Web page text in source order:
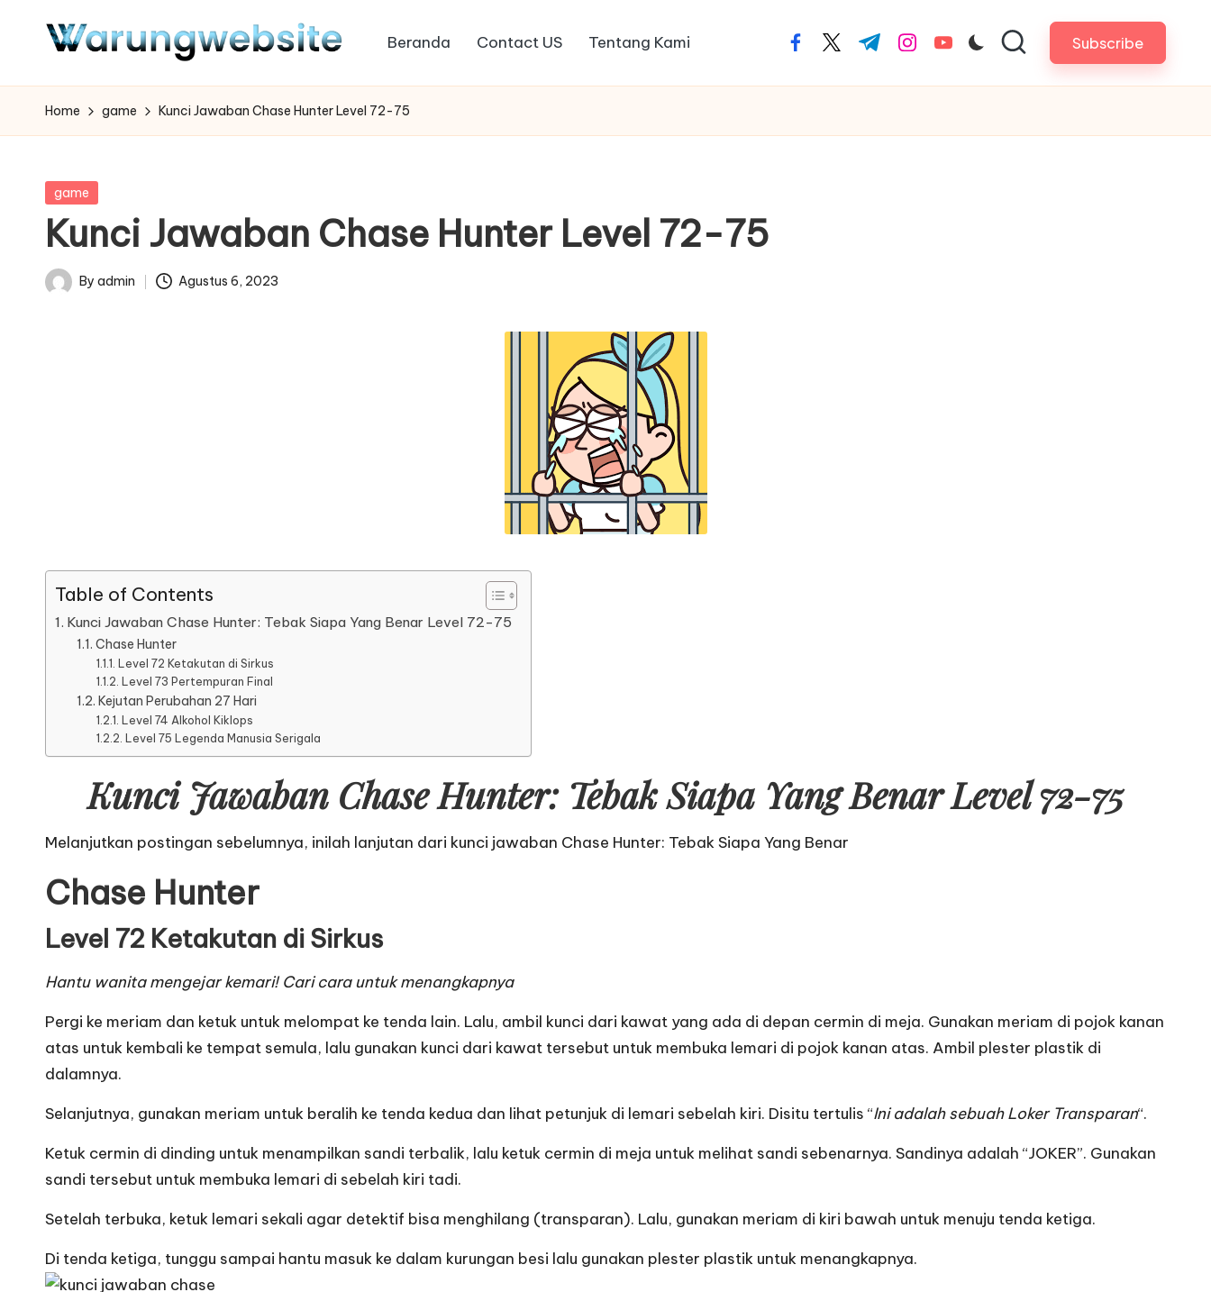
Beranda Contact US Tentang Kami facebook.com
twitter.com
t.me instagram.com
youtube.com Subscribe
Home game Kunci Jawaban Chase Hunter Level 72-75
Posted
game
Kunci Jawaban Chase Hunter Level 72-75
Posted
By admin Agustus 6, 2023
Table of Contents
Kunci Jawaban Chase Hunter: Tebak Siapa Yang Benar Level 72-75
Chase Hunter
Level 72 Ketakutan di Sirkus
Level 73 Pertempuran Final
Kejutan Perubahan 27 Hari
Level 74 Alkohol Kiklops
Level 75 Legenda Manusia Serigala
Kunci Jawaban Chase Hunter: Tebak Siapa Yang Benar Level 72-75
Melanjutkan postingan sebelumnya, inilah lanjutan dari kunci jawaban Chase Hunter: Tebak Siapa Yang Benar
Chase Hunter
Level 72 Ketakutan di Sirkus
Hantu wanita mengejar kemari! Cari cara untuk menangkapnya
Pergi ke meriam dan ketuk untuk melompat ke tenda lain. Lalu, ambil kunci dari kawat yang ada di depan cermin di meja. Gunakan meriam di pojok kanan
atas untuk kembali ke tempat semula, lalu gunakan kunci dari kawat tersebut untuk membuka lemari di pojok kanan atas. Ambil plester plastik di
dalamnya.
Selanjutnya, gunakan meriam untuk beralih ke tenda kedua dan lihat petunjuk di lemari sebelah kiri. Disitu tertulis “Ini adalah sebuah Loker Transparan“.
Ketuk cermin di dinding untuk menampilkan sandi terbalik, lalu ketuk cermin di meja untuk melihat sandi sebenarnya. Sandinya adalah “JOKER”. Gunakan
sandi tersebut untuk membuka lemari di sebelah kiri tadi.
Setelah terbuka, ketuk lemari sekali agar detektif bisa menghilang (transparan). Lalu, gunakan meriam di kiri bawah untuk menuju tenda ketiga.
Di tenda ketiga, tunggu sampai hantu masuk ke dalam kurungan besi lalu gunakan plester plastik untuk menangkapnya.